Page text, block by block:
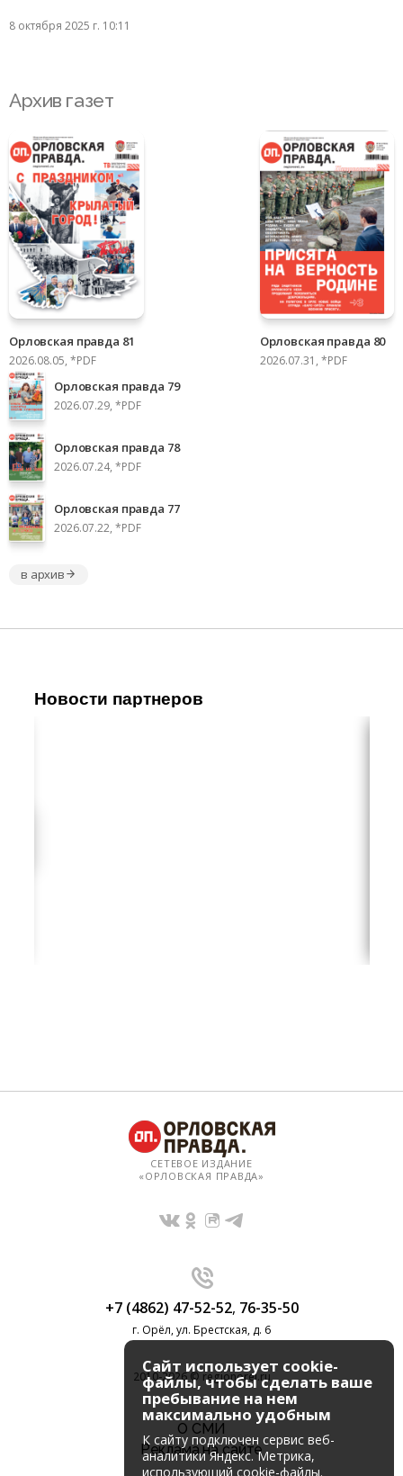
8 октября 2025 г. 10:11
Архив газет
Орловская правда 81
2026.08.05, *PDF
Орловская правда 80
2026.07.31, *PDF
Орловская правда 79
2026.07.29, *PDF
Орловская правда 78
2026.07.24, *PDF
Орловская правда 77
2026.07.22, *PDF
в архив
Новости партнеров
СЕТЕВОЕ ИЗДАНИЕ
«ОРЛОВСКАЯ ПРАВДА»
+7 (4862) 47-52-52, 76-35-50
г. Орёл, ул. Брестская, д. 6
2010-2026 © regionorel.ru
О СМИ
Реклама на сайте
Сайт использует cookie-
файлы, чтобы сделать ваше
пребывание на нем
максимально удобным
К cайту подключен сервис веб-
аналитики Яндекс. Метрика,
использующий cookie-файлы.